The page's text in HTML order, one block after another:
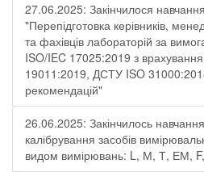
27.06.2025: Закінчилося
"Перепідготовка керівників,
та фахівців лабораторій за
ISO/IEC 17025:2019 з
19011:2019, ДСТУ ISO
рекомендацій"
26.06.2025: Закінчилось
калібрування засобів
видом вимірювань: L, М, Т, ЕМ,